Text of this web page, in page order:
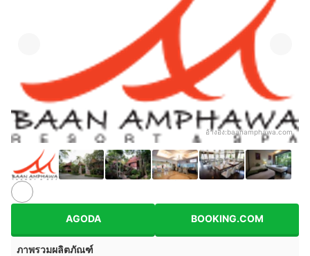
อ้างอิง:baanamphawa.com
AGODA BOOKING.COM
ภาพรวมผลิตภัณฑ์